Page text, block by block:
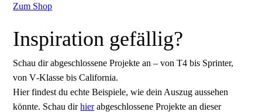
Zum Shop
Inspiration gefällig?
Schau dir abgeschlossene Projekte an – von T4 bis Sprinter,
von V‑Klasse bis California.
Hier findest du echte Beispiele, wie dein Auszug aussehen
könnte. Schau dirhierabgeschlossene Projekte an dieser